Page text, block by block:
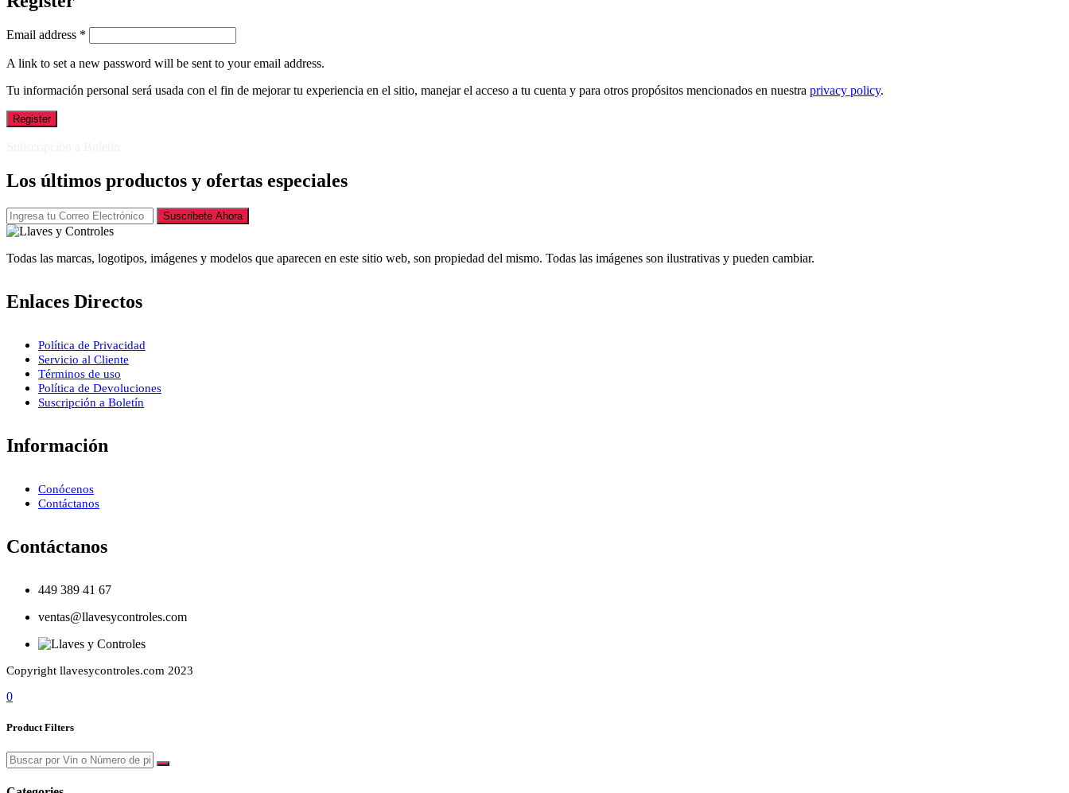
Email address *
A link to set a new password will be sent to your email address.
Tu información personal será usada con el fin de mejorar tu experiencia en el sitio, manejar el acceso a tu cuenta y para otros propósitos mencionados en nuestra privacy policy.
Register
Los últimos productos y ofertas especiales
Suscribete Ahora
Todas las marcas, logotipos, imágenes y modelos que aparecen en este sitio web, son propiedad del mismo. Todas las imágenes son ilustrativas y pueden cambiar.
Enlaces Directos
Política de Privacidad
Servicio al Cliente
Términos de uso
Política de Devoluciones
Suscripción a Boletín
Información
Conócenos
Contáctanos
Contáctanos
449 389 41 67
ventas@llavesycontroles.com
Copyright llavesycontroles.com 2023
0
Product Filters